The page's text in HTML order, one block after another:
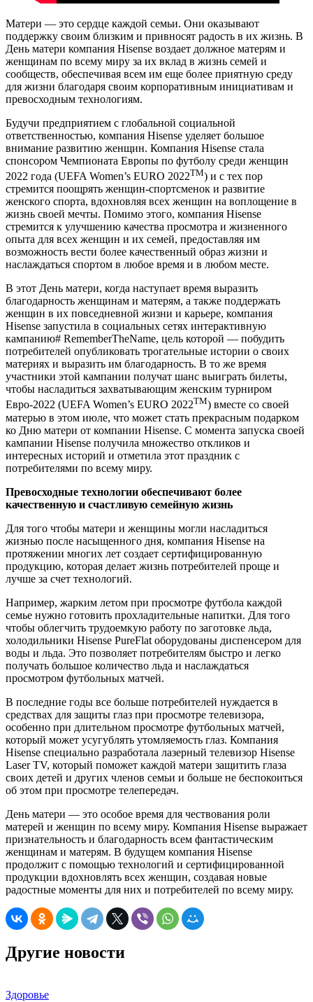
Матери — это сердце каждой семьи. Они оказывают
поддержку своим близким и привносят радость в их жизнь. В
День матери компания Hisense воздает должное матерям и
женщинам по всему миру за их вклад в жизнь семей и
сообществ, обеспечивая всем им еще более приятную среду
для жизни благодаря своим корпоративным инициативам и
превосходным технологиям.
Будучи предприятием с глобальной социальной
ответственностью, компания Hisense уделяет большое
внимание развитию женщин. Компания Hisense стала
спонсором Чемпионата Европы по футболу среди женщин
2022 года (UEFA Women’s EURO 2022TM) и с тех пор
стремится поощрять женщин-спортсменок и развитие
женского спорта, вдохновляя всех женщин на воплощение в
жизнь своей мечты. Помимо этого, компания Hisense
стремится к улучшению качества просмотра и жизненного
опыта для всех женщин и их семей, предоставляя им
возможность вести более качественный образ жизни и
наслаждаться спортом в любое время и в любом месте.
В этот День матери, когда наступает время выразить
благодарность женщинам и матерям, а также поддержать
женщин в их повседневной жизни и карьере, компания
Hisense запустила в социальных сетях интерактивную
кампанию# RememberTheName, цель которой — побудить
потребителей опубликовать трогательные истории о своих
материях и выразить им благодарность. В то же время
участники этой кампании получат шанс выиграть билеты,
чтобы насладиться захватывающим женским турниром
Евро-2022 (UEFA Women’s EURO 2022TM) вместе со своей
матерью в этом июле, что может стать прекрасным подарком
ко Дню матери от компании Hisense. С момента запуска своей
кампании Hisense получила множество откликов и
интересных историй и отметила этот праздник с
потребителями по всему миру.
Превосходные технологии обеспечивают более
качественную и счастливую семейную жизнь
Для того чтобы матери и женщины могли насладиться
жизнью после насыщенного дня, компания Hisense на
протяжении многих лет создает сертифицированную
продукцию, которая делает жизнь потребителей проще и
лучше за счет технологий.
Например, жарким летом при просмотре футбола каждой
семье нужно готовить прохладительные напитки. Для того
чтобы облегчить трудоемкую работу по заготовке льда,
холодильники Hisense PureFlat оборудованы диспенсером для
воды и льда. Это позволяет потребителям быстро и легко
получать большое количество льда и наслаждаться
просмотром футбольных матчей.
В последние годы все больше потребителей нуждается в
средствах для защиты глаз при просмотре телевизора,
особенно при длительном просмотре футбольных матчей,
который может усугублять утомляемость глаз. Компания
Hisense специально разработала лазерный телевизор Hisense
Laser TV, который поможет каждой матери защитить глаза
своих детей и других членов семьи и больше не беспокоиться
об этом при просмотре телепередач.
День матери — это особое время для чествования роли
матерей и женщин по всему миру. Компания Hisense выражает
признательность и благодарность всем фантастическим
женщинам и матерям. В будущем компания Hisense
продолжит с помощью технологий и сертифицированной
продукции вдохновлять всех женщин, создавая новые
радостные моменты для них и потребителей по всему миру.
Другие новости
Здоровье